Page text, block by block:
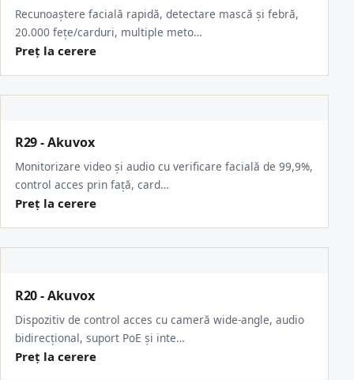
Recunoaștere facială rapidă, detectare mască și febră,
20.000 fețe/carduri, multiple meto…
Preț la cerere
R29 - Akuvox
Monitorizare video și audio cu verificare facială de 99,9%,
control acces prin față, card…
Preț la cerere
R20 - Akuvox
Dispozitiv de control acces cu cameră wide-angle, audio
bidirecțional, suport PoE și inte…
Preț la cerere